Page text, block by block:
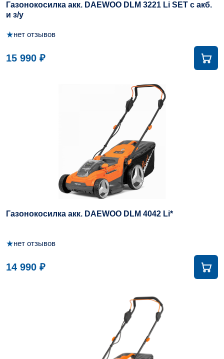
Газонокосилка акк. DAEWOO DLM 3221 Li SET с акб.
и з/у
★нет отзывов
15 990 ₽
Газонокосилка акк. DAEWOO DLM 4042 Li*
★нет отзывов
14 990 ₽